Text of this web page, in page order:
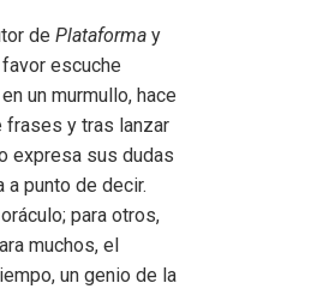
de Plataforma y
escuche
un murmullo, hace
frases y tras lanzar
expresa sus dudas
punto de decir.
para otros,
muchos, el
un genio de la